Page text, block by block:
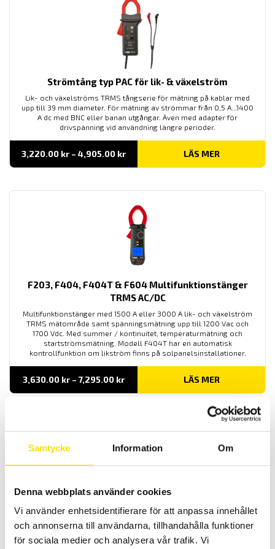
Samtycke Information Om
Denna webbplats använder cookies
Vi använder enhetsidentifierare för att anpassa innehållet
och annonserna till användarna, tillhandahålla funktioner
för sociala medier och analysera vår trafik. Vi
Strömtång typ PAC för lik- & växelström
Lik- och växelströms TRMS tångserie för mätning på kablar med
upp till 39 mm diameter. För mätning av strömmar från 0,5 A...1400
A dc med BNC eller banan utgångar. Även med adapter för
drivspänning vid användning längre perioder.
3,220.00 kr – 4,905.00 krPrisintervall:
till
LÄS MER
F203, F404, F404T & F604 Multifunktionstänger
TRMS AC/DC
Multifunktionstänger med 1500 A eller 3000 A lik- och växelström
TRMS mätområde samt spänningsmätning upp till 1200 Vac och
1700 Vdc. Med summer / kontinuitet, temperaturmätning och
startströmsmätning. Modell F404T har en automatisk
kontrollfunktion om likström finns på solpanelsinstallationer.
3,630.00 kr – 7,295.00 krPrisintervall:
till
LÄS MER
F205, F407 & F607 Multifunktionstänger AC/DC med
logger
Multifunktionstänger med lik- och växelström TRMS samt extra